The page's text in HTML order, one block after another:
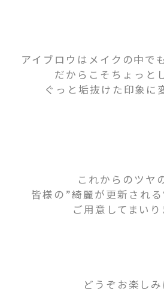
アイブロウはメイクの中で
だからこそちょっと
ぐっと垢抜けた印象に
これからのツヤ
皆様の”綺麗が更新され
ご用意してまい
どうぞお楽しみ